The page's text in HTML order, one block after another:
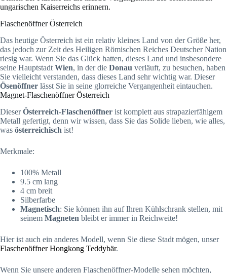
ungarischen Kaiserreichs erinnern.
Flaschenöffner Österreich
Das heutige Österreich ist ein relativ kleines Land von der Größe her,
das jedoch zur Zeit des Heiligen Römischen Reiches Deutscher Nation
riesig war. Wenn Sie das Glück hatten, dieses Land und insbesondere
seine Hauptstadt Wien, in der die Donau verläuft, zu besuchen, haben
Sie vielleicht verstanden, dass dieses Land sehr wichtig war. Dieser
Ösenöffner lässt Sie in seine glorreiche Vergangenheit eintauchen.
Magnet-Flaschenöffner Österreich
DieserÖsterreich-Flaschenöffner ist komplett aus strapazierfähigem
Metall gefertigt, denn wir wissen, dass Sie das Solide lieben, wie alles,
was österreichisch ist!
Merkmale:
100% Metall
9.5 cm lang
4 cm breit
Silberfarbe
Magnetisch: Sie können ihn auf Ihren Kühlschrank stellen, mit
seinem Magneten bleibt er immer in Reichweite!
Hier ist auch ein anderes Modell, wenn Sie diese Stadt mögen, unser
Flaschenöffner Hongkong Teddybär.
Wenn Sie unsere anderen Flaschenöffner-Modelle sehen möchten,